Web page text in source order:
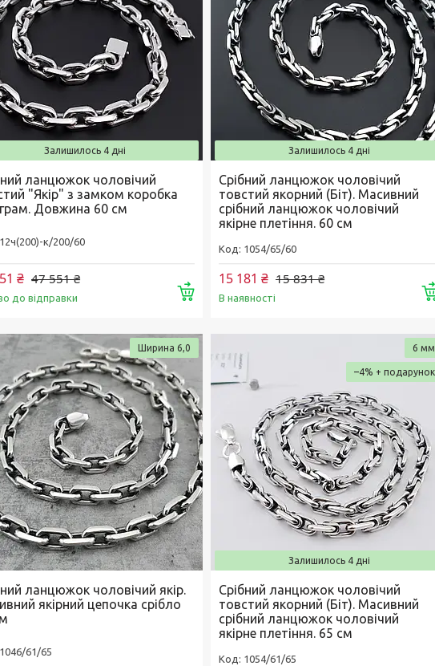
Залишилось 4 дні
ланцюжок чоловічий
"Якір" з замком коробка
Довжина 60 см
12ч(200)-к/200/60
47 551 ₴
₴
до відправки Купити
Залишилось 4 дні
Срібний ланцюжок чоловічий
товстий якорний (Біт). Масивний
срібний ланцюжок чоловічий
якірне плетіння. 60 см
1054/65/60
15 831 ₴
15 181 ₴
В наявності
Ширина 6,0
ланцюжок чоловічий якір.
якірний цепочка срібло
1046/61/65
6 мм
–4%
Залишилось 4 дні
Срібний ланцюжок чоловічий
товстий якорний (Біт). Масивний
срібний ланцюжок чоловічий
якірне плетіння. 65 см
1054/61/65